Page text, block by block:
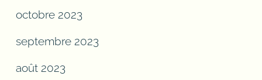
octobre 2023
septembre 2023
août 2023